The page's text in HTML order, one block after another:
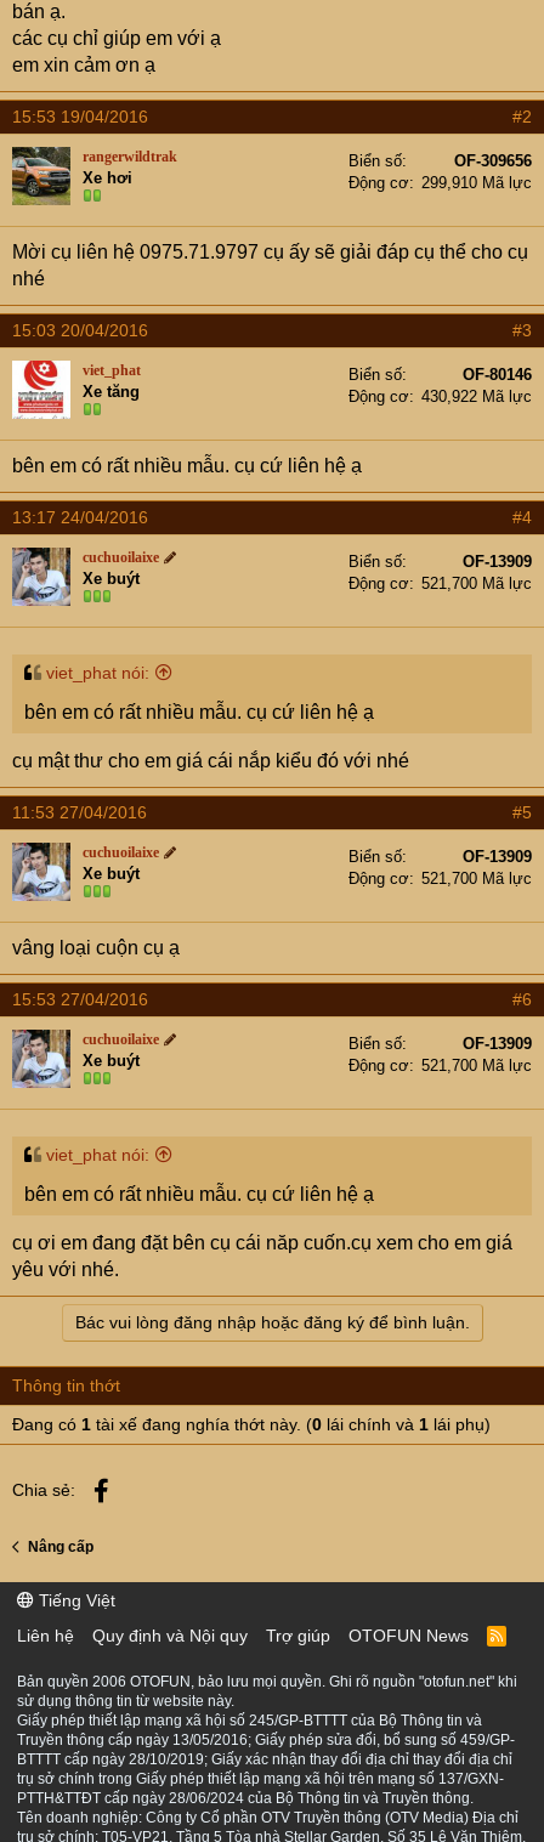
bán ạ.
các cụ chỉ giúp em với ạ
em xin cảm ơn ạ
15:53 19/04/2016 #2
rangerwildtrak
Xe hơi
Biển số
OF-309656
Động cơ
299,910 Mã lực
Mời cụ liên hệ 0975.71.9797 cụ ấy sẽ giải đáp cụ thể cho cụ
nhé
15:03 20/04/2016 #3
viet_phat
Xe tăng
Biển số
OF-80146
Động cơ
430,922 Mã lực
bên em có rất nhiều mẫu. cụ cứ liên hệ ạ
13:17 24/04/2016 #4
cuchuoilaixe
Xe buýt
Biển số
OF-13909
Động cơ
521,700 Mã lực
viet_phat nói:
bên em có rất nhiều mẫu. cụ cứ liên hệ ạ
cụ mật thư cho em giá cái nắp kiểu đó với nhé
11:53 27/04/2016 #5
cuchuoilaixe
Xe buýt
Biển số
OF-13909
Động cơ
521,700 Mã lực
vâng loại cuộn cụ ạ
15:53 27/04/2016 #6
cuchuoilaixe
Xe buýt
Biển số
OF-13909
Động cơ
521,700 Mã lực
viet_phat nói:
bên em có rất nhiều mẫu. cụ cứ liên hệ ạ
cụ ơi em đang đặt bên cụ cái năp cuốn.cụ xem cho em giá
yêu với nhé.
Bác vui lòng đăng nhập hoặc đăng ký để bình luận.
Thông tin thớt
Đang có 1 tài xế đang nghía thớt này. (0 lái chính và 1 lái phụ)
Chia sẻ:
Nâng cấp
Tiếng Việt
Liên hệ
Quy định và Nội quy Trợ giúp OTOFUN News
R
S
Bản quyền 2006 OTOFUN, bảo lưu mọi quyền. Ghi rõ nguồn "otofun.net" khi
sử dụng thông tin từ website này.
Giấy phép thiết lập mạng xã hội số 245/GP-BTTTT của Bộ Thông tin và
Truyền thông cấp ngày 13/05/2016; Giấy phép sửa đổi, bổ sung số 459/GP-
BTTTT cấp ngày 28/10/2019; Giấy xác nhận thay đổi địa chỉ thay đổi địa chỉ
trụ sở chính trong Giấy phép thiết lập mạng xã hội trên mạng số 137/GXN-
PTTH&TTĐT cấp ngày 28/06/2024 của Bộ Thông tin và Truyền thông.
Tên doanh nghiệp: Công ty Cổ phần OTV Truyền thông (OTV Media) Địa chỉ
trụ sở chính: T05-VP21, Tầng 5 Tòa nhà Stellar Garden, Số 35 Lê Văn Thiêm,